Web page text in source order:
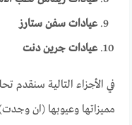
عيادات سفن ستارز
عيادات جرين دنت
في الأجزاء التالية سنقدم
مميزاتها وعيوبها (ان